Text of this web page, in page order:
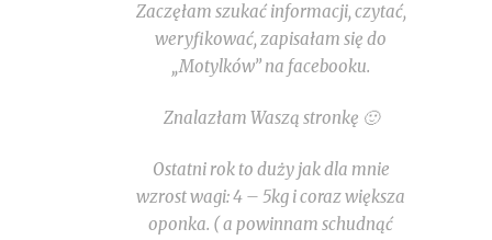
Zaczęłam szukać informacji, czytać,
weryfikować, zapisałam się do
„Motylków” na facebooku.
Znalazłam Waszą stronkę 🙂
Ostatni rok to duży jak dla mnie
wzrost wagi: 4 – 5kg i coraz większa
oponka. ( a powinnam schudnąć